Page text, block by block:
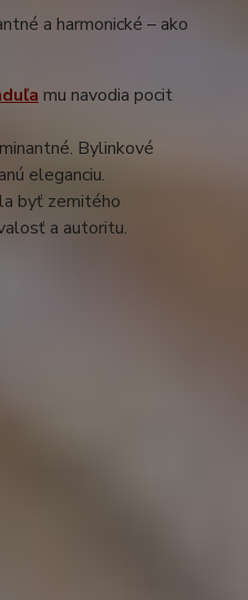
a harmonické – ako
mu navodia pocit
Bylinkové
eleganciu.
byť zemitého
a autoritu.